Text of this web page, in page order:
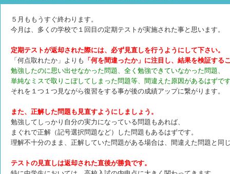
５月ももうすぐ終わります。
今月は、多くの学校で１回目の定期テストが実施された事と思います。
定期テストが返却された際には、必ず見直しを行うようにして下さい。
「何点取れたか」よりも 「何を間違ったか」に注目し、結果を検証する
勉強したのに思い出せなかった問題、全く勉強できていなかった問題、
単純なミスで取りこぼしてしまった問題等、間違えた原因があるはずで
それを１つ１つ見ながら復習をする事が後の成績アップに繋がります。
また、正解した問題も見直すようにしましょう。
勉強してしっかり自分の実力になっている問題もあれば、
まぐれで正解（記号選択問題など）した問題もあるはずです。
理解不十分のまま、正解していた問題がある場合は、間違えた問題と同
テストの見直しは返却された直後が勝負です。